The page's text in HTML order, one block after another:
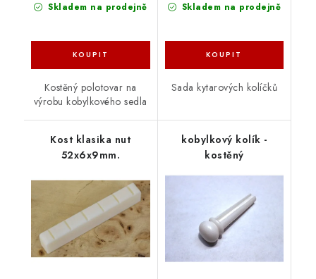
Skladem na prodejně
Kostěný polotovar na
výrobu kobylkového sedla
Skladem na prodejně
Sada kytarových kolíčků
Kost klasika nut
52x6x9mm.
kobylkový kolík -
kostěný